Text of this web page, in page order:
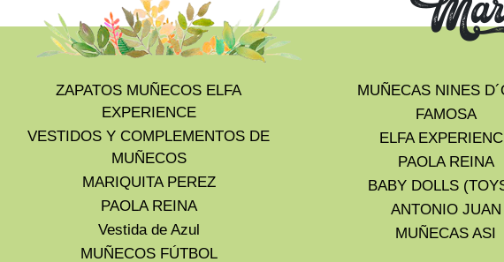
ZAPATOS MUÑECOS ELFA
EXPERIENCE
VESTIDOS Y COMPLEMENTOS DE
MUÑECOS
MARIQUITA PEREZ
PAOLA REINA
Vestida de Azul
MUÑECOS FÚTBOL
MUÑECAS NINES
FAMOSA
ELFA
PAOLA REINA
BABY DOLLS
ANTONIO JUAN
MUÑECAS ASI